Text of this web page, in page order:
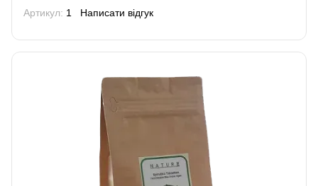
Артикул: 1 Написати відгук